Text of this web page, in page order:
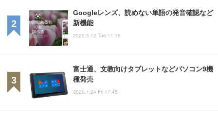
Googleレンズ、読めない単語の発音確認など
新機能
2020.5.12 Tue 11:15
富士通、文教向けタブレットなどパソコン9機
種発売
2020.1.24 Fri 17:45